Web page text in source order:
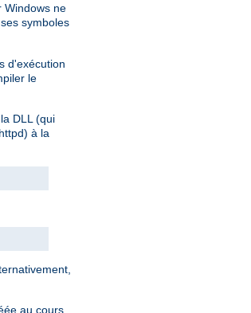
Windows ne
symboles
d'exécution
le
DLL (qui
à la
au cours